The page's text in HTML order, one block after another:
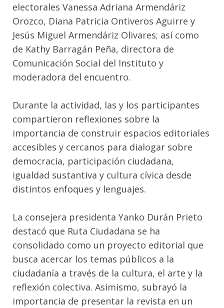
electorales Vanessa Adriana Armendáriz
Orozco, Diana Patricia Ontiveros Aguirre y
Jesús Miguel Armendáriz Olivares; así como
de Kathy Barragán Peña, directora de
Comunicación Social del Instituto y
moderadora del encuentro.
Durante la actividad, las y los participantes
compartieron reflexiones sobre la
importancia de construir espacios editoriales
accesibles y cercanos para dialogar sobre
democracia, participación ciudadana,
igualdad sustantiva y cultura cívica desde
distintos enfoques y lenguajes.
La consejera presidenta Yanko Durán Prieto
destacó que Ruta Ciudadana se ha
consolidado como un proyecto editorial que
busca acercar los temas públicos a la
ciudadanía a través de la cultura, el arte y la
reflexión colectiva. Asimismo, subrayó la
importancia de presentar la revista en un